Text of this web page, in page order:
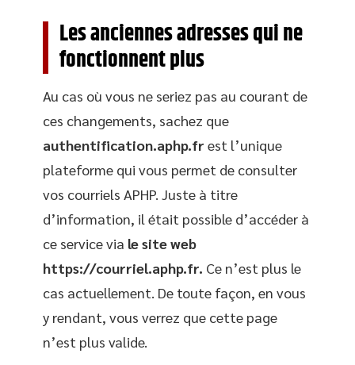
Les anciennes adresses qui ne
fonctionnent plus
Au cas où vous ne seriez pas au courant de
ces changements, sachez que
authentification.aphp.fr est l’unique
plateforme qui vous permet de consulter
vos courriels APHP. Juste à titre
d’information, il était possible d’accéder à
ce service via le site web
https://courriel.aphp.fr. Ce n’est plus le
cas actuellement. De toute façon, en vous
y rendant, vous verrez que cette page
n’est plus valide.